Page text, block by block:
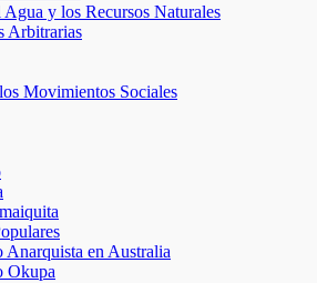
Agua y los Recursos Naturales
Arbitrarias
Movimientos Sociales
en Australia
Okupa